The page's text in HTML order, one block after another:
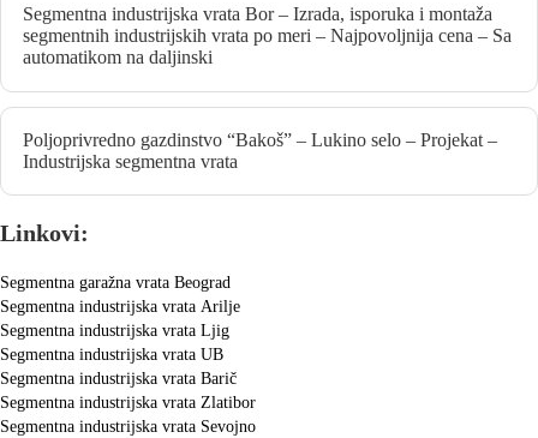
Segmentna industrijska vrata Bor – Izrada, isporuka i montaža
segmentnih industrijskih vrata po meri – Najpovoljnija cena – Sa
automatikom na daljinski
Poljoprivredno gazdinstvo “Bakoš” – Lukino selo – Projekat –
Industrijska segmentna vrata
Linkovi:
Segmentna garažna vrata Beograd
Segmentna industrijska vrata Arilje
Segmentna industrijska vrata Ljig
Segmentna industrijska vrata UB
Segmentna industrijska vrata Barič
Segmentna industrijska vrata Zlatibor
Segmentna industrijska vrata Sevojno